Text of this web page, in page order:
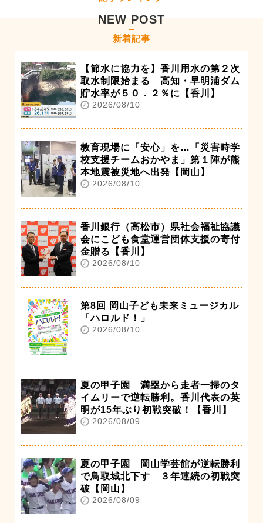
NEW POST
新着記事
【節水に協力を】香川用水の第２次
取水制限始まる 高知・早明浦ダム
貯水率が５０．２％に【香川】
2026/08/10
教育現場に「安心」を…「災害時学
校支援チームおかやま」第１陣が熊
本地震被災地へ出発【岡山】
2026/08/10
香川銀行（高松市）県社会福祉協議
会にこども食堂運営団体支援の寄付
金贈る【香川】
2026/08/10
第8回 岡山子ども未来ミュージカル
「ハロルド！」
2026/08/10
夏の甲子園 満塁から走者一掃のタ
イムリーで逆転勝利。香川代表の英
明が15年ぶり初戦突破！【香川】
2026/08/09
夏の甲子園 岡山学芸館が逆転勝利
で鳥取城北下す ３年連続の初戦突
破【岡山】
2026/08/09